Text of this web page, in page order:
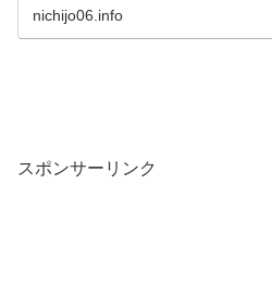
nichijo06.info
スポンサーリンク